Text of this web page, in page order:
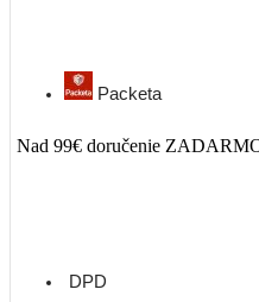
Packeta
Nad 99€ doručenie
DPD